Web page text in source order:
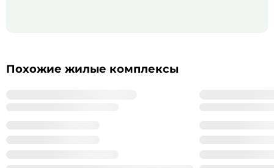
Похожие жилые комплексы